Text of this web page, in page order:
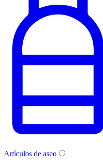
Artículos de aseo